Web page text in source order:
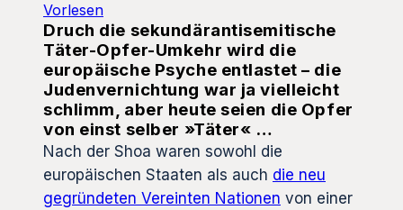
Vorlesen
Druch die sekundärantisemitische
Täter-Opfer-Umkehr wird die
europäische Psyche entlastet – die
Judenvernichtung war ja vielleicht
schlimm, aber heute seien die Opfer
von einst selber »Täter« …
Nach der Shoa waren sowohl die
europäischen Staaten als auch die neu
gegründeten Vereinten Nationen von einer